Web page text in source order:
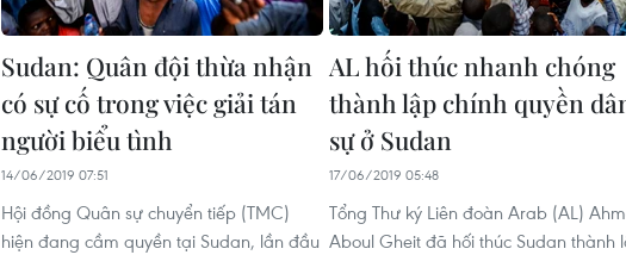
Sudan: Quân đội thừa nhận
có sự cố trong việc giải tán
người biểu tình
14/06/2019 07:51
Hội đồng Quân sự chuyển tiếp (TMC)
hiện đang cầm quyền tại Sudan, lần đầu
AL hối thúc nhanh chóng
thành lập chính quyền
sự ở Sudan
17/06/2019 05:48
Tổng Thư ký Liên đoàn Arab (AL)
Aboul Gheit đã hối thúc Sudan thành